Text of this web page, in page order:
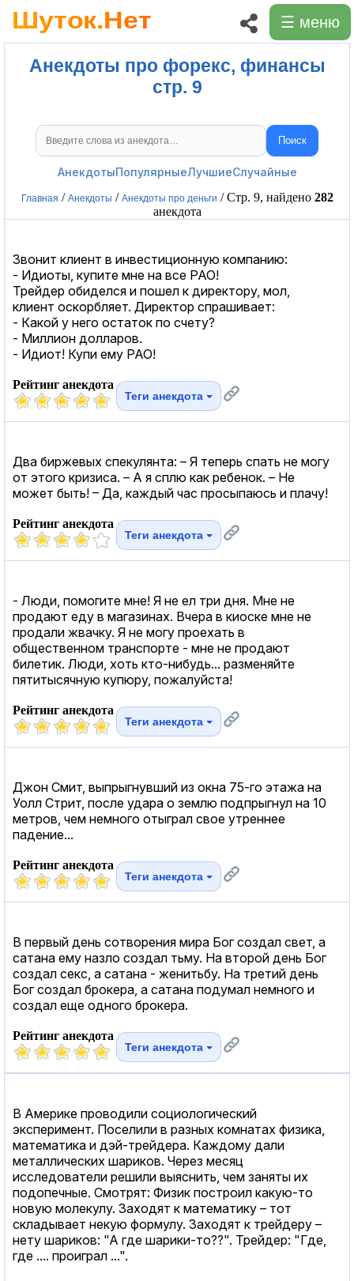
☰ меню
Анекдоты про форекс, финансы
стр. 9
Поиск анекдотов Поиск
АнекдотыПопулярныеЛучшиеСлучайные
Главная / Анекдоты / Анекдоты про деньги / Стр. 9, найдено 282
анекдота
Звонит клиент в инвестиционную компанию:
- Идиоты, купите мне на все РАО!
Трейдер обиделся и пошел к директору, мол,
клиент оскорбляет. Директор спрашивает:
- Какой у него остаток по счету?
- Миллион долларов.
- Идиот! Купи ему РАО!
Рейтинг анекдота
Теги анекдота
Два биржевых спекулянта: – Я теперь спать не могу
от этого кризиса. – А я сплю как ребенок. – Не
может быть! – Да, каждый час просыпаюсь и плачу!
Рейтинг анекдота
Теги анекдота
- Люди, помогите мне! Я не ел три дня. Мне не
продают еду в магазинах. Вчера в киоске мне не
продали жвачку. Я не могу проехать в
общественном транспорте - мне не продают
билетик. Люди, хоть кто-нибудь... разменяйте
пятитысячную купюру, пожалуйста!
Рейтинг анекдота
Теги анекдота
Джон Смит, выпрыгнувший из окна 75-го этажа на
Уолл Стрит, после удара о землю подпрыгнул на 10
метров, чем немного отыграл свое утреннее
падение...
Рейтинг анекдота
Теги анекдота
В первый день сотворения мира Бог создал свет, а
сатана ему назло создал тьму. На второй день Бог
создал cекc, а сатана - женитьбу. На третий день
Бог создал брокера, а сатана подумал немного и
создал еще одного брокера.
Рейтинг анекдота
Теги анекдота
В Америке проводили социологический
эксперимент. Поселили в разных комнатах физика,
математика и дэй-трейдера. Каждому дали
металлических шариков. Через месяц
исследователи решили выяснить, чем заняты их
подопечные. Смотрят: Физик построил какую-то
новую молекулу. Заходят к математику – тот
складывает некую формулу. Заходят к трейдеру –
нету шариков: "А где шарики-то??". Трейдер: "Где,
где .... проиграл ...".